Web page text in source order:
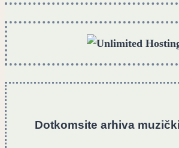
Dotkomsite arhiva